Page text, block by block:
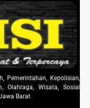
Pemerintahan, Kepolisian,
Olahraga, Wisata, Sosial
Barat